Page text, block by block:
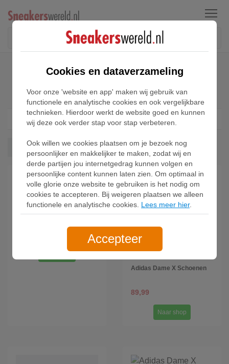
Menu
Adidas Dame Sneakers
1
Dame Wis alles
Adidas Dame X Schoenen
Adidas Dame X Schoenen
89,99
Naar shop
Cookies en dataverzameling
Voor onze 'website en app' maken wij gebruik van
functionele en analytische cookies en ook vergelijkbare
technieken. Hierdoor werkt de website goed en kunnen
wij deze ook verder stap voor stap verbeteren.
Ook willen we cookies plaatsen om je bezoek nog
persoonlijker en makkelijker te maken, zodat wij en
derde partijen jou internetgedrag kunnen volgen en
persoonlijke content kunnen laten zien. Om optimaal in
volle glorie onze website te gebruiken is het nodig om
cookies te accepteren. Bij weigeren plaatsen we alleen
functionele en analytische cookies. Lees meer hier.
Accepteer